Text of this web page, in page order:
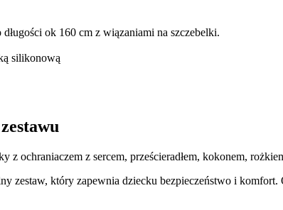
ok 160 cm z wiązaniami na szczebelki.
silikonową
ochraniaczem z sercem, prześcieradłem, kokonem,
zestaw, który zapewnia dziecku bezpieczeństwo i